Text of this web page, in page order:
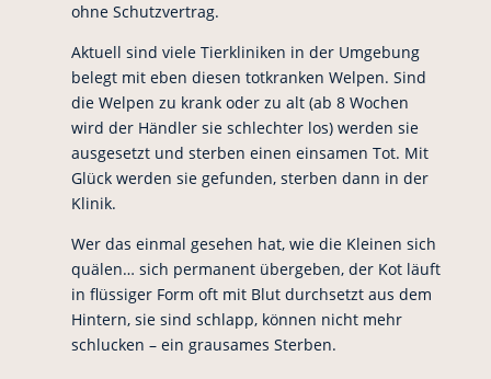
ohne Schutzvertrag.
Aktuell sind viele Tierkliniken in der Umgebung
belegt mit eben diesen totkranken Welpen. Sind
die Welpen zu krank oder zu alt (ab 8 Wochen
wird der Händler sie schlechter los) werden sie
ausgesetzt und sterben einen einsamen Tot. Mit
Glück werden sie gefunden, sterben dann in der
Klinik.
Wer das einmal gesehen hat, wie die Kleinen sich
quälen… sich permanent übergeben, der Kot läuft
in flüssiger Form oft mit Blut durchsetzt aus dem
Hintern, sie sind schlapp, können nicht mehr
schlucken – ein grausames Sterben.